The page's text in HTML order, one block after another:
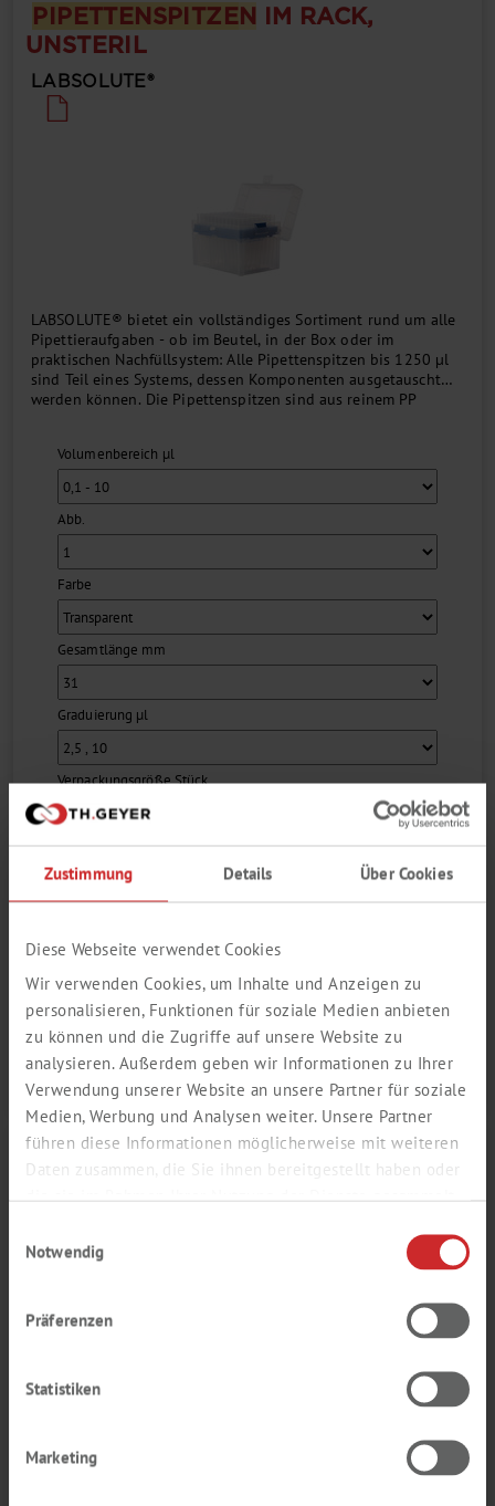
Zustimmung Details Über Cookies
Diese Webseite verwendet Cookies
Wir verwenden Cookies, um Inhalte und Anzeigen zu
personalisieren, Funktionen für soziale Medien anbieten
zu können und die Zugriffe auf unsere Website zu
analysieren. Außerdem geben wir Informationen zu Ihrer
Verwendung unserer Website an unsere Partner für soziale
Medien, Werbung und Analysen weiter. Unsere Partner
führen diese Informationen möglicherweise mit weiteren
Daten zusammen, die Sie ihnen bereitgestellt haben oder
Notwendig
Präferenzen
Statistiken
Marketing
PIPETTENSPITZEN IM RACK,
UNSTERIL
LABSOLUTE®
LABSOLUTE® bietet ein vollständiges Sortiment rund um alle
Pipettieraufgaben - ob im Beutel, in der Box oder im
praktischen Nachfüllsystem: Alle Pipettenspitzen bis 1250 µl
sind Teil eines Systems, dessen Komponenten ausgetauscht
werden können. Die Pipettenspitzen sind aus reinem PP
somit eine perfekte Pipettiereinheit. Dank ihrer universellen
Passform und dem hochwertigen Material garantieren die
Spitzen zudem auch auf vielzähligen anderen
Pipettenmodellen einen festen und absolut dichten Sitz, mit
gleichzeitig reduzierten Aufsteck- und Abwurfkräften....
Volumenbereich µl
Abb.
Farbe
Gesamtlänge mm
Graduierung µl
Verpackungsgröße Stück
Menge pro VE
In den Warenkorb
Bestellnummer
7695860
Katalogseite als PDF öffnen
PIPETTENSPITZE N
LABSOLUTE® bietet ein vollständiges Sortiment rund um alle